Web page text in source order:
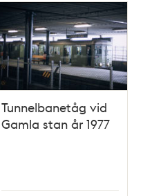
Tunnelbanetåg vid
Gamla stan år 1977